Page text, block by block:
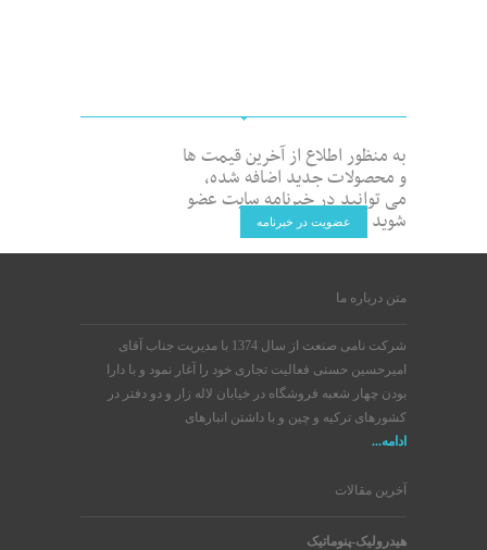
به منظور اطلاع از آخرین قیمت ها
و محصولات جدید اضافه شده،
می توانید در خبرنامه سایت عضو
شوید عضویت در خبرنامه
متن درباره ما
شرکت نامی صنعت از سال 1374 با مدیریت جناب آقای
امیرحسین حسنی فعالیت تجاری خود را آغار نمود و با دارا
بودن چهار شعبه فروشگاه در خیابان لاله زار و دو دفتر در
کشورهای ترکیه و چین و با داشتن انبارهای
ادامه...
آخرین مقالات
هیدرولیک-پنوماتیک